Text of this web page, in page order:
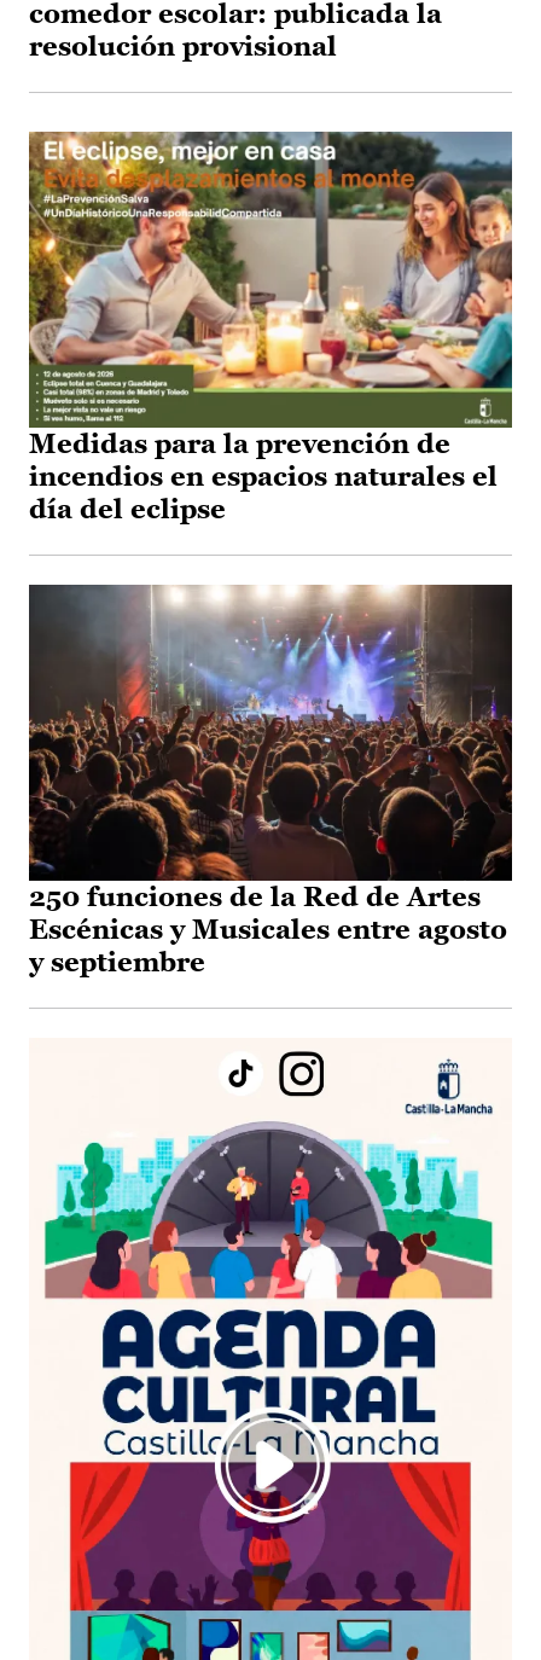
comedor escolar: publicada la
resolución provisional
Medidas para la prevención de
incendios en espacios naturales el
día del eclipse
250 funciones de la Red de Artes
Escénicas y Musicales entre agosto
y septiembre